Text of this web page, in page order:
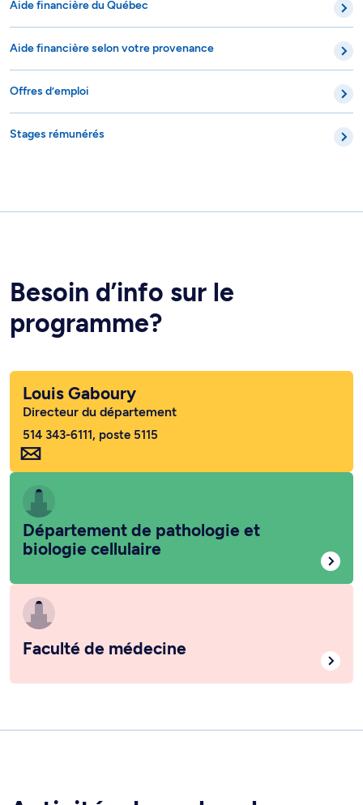
Aide financière du Québec
Aide financière selon votre provenance
Offres d’emploi
Stages rémunérés
Besoin d’info sur le
programme?
Louis Gaboury
Directeur du département
514 343-6111, poste 5115
Département de pathologie et
biologie cellulaire
Faculté de médecine